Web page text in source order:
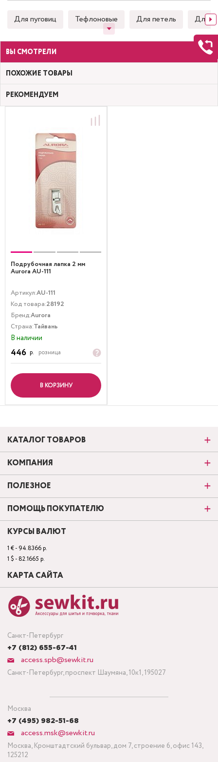
Для пуговиц Тефлоновые Для петель Для
ВЫ СМОТРЕЛИ
ПОХОЖИЕ ТОВАРЫ
РЕКОМЕНДУЕМ
Подрубочная лапка 2 мм
Aurora AU-111
Артикул:AU-111
Код товара:28192
Бренд:Aurora
Страна:Тайвань
В наличии
446 р. розница
В КОРЗИНУ
Санкт-Петербург
+7 (812) 655-67-41
access.spb@sewkit.ru
Санкт-Петербург, проспект Шаумяна, 10к1, 195027
Москва
+7 (495) 982-51-68
access.msk@sewkit.ru
Москва, Кронштадтский бульвар, дом 7, строение 6, офис 143,
125212
КАТАЛОГ ТОВАРОВ
КОМПАНИЯ
ПОЛЕЗНОЕ
ПОМОЩЬ ПОКУПАТЕЛЮ
КУРСЫ ВАЛЮТ
1 € - 94.8366 р.
1 $ - 82.1665 р.
КАРТА САЙТА